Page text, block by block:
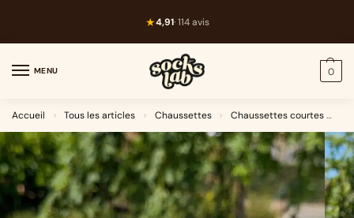
★4,91· 114 avis
MENU 0
Accueil > Tous les articles > Chaussettes > Chaussettes courtes